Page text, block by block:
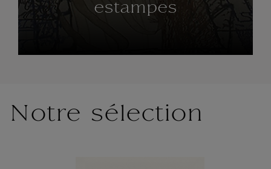
Notre sélection
estampes